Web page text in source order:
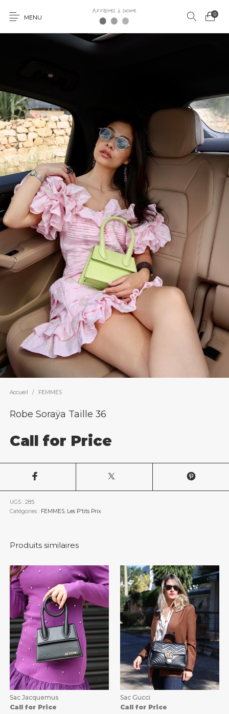
MENU 0
Accueil / FEMMES
Robe Soraÿa Taille 36
Call for Price
UGS : 285
Catégories : FEMMES, Les P'tits Prix
Produits similaires
Sac Jacquemus
Call for Price
Sac Gucci
Call for Price